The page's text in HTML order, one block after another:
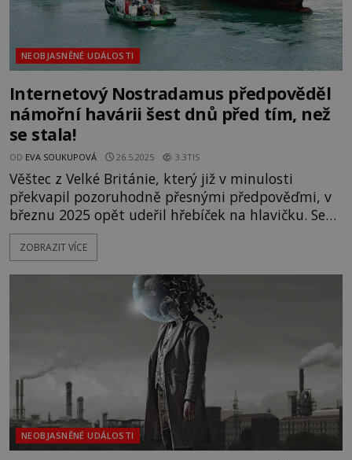
NEOBJASNĚNÉ UDÁLOSTI
Internetový Nostradamus předpověděl
námořní havárii šest dnů před tím, než
se stala!
OD EVA SOUKUPOVÁ 26.5.2025 3.3TIS
Věštec z Velké Británie, který již v minulosti
překvapil pozoruhodně přesnými předpověďmi, v
březnu 2025 opět udeřil hřebíček na hlavičku. Se
šestidenním předstihem varoval před potopením
lodě či tankeru, ke kterému o týden později
Craig Hamilton-Parker (*1954) už nějakou dobu
zásobuje internet krátkodobým
ZOBRAZIT VÍCE
NEOBJASNĚNÉ UDÁLOSTI